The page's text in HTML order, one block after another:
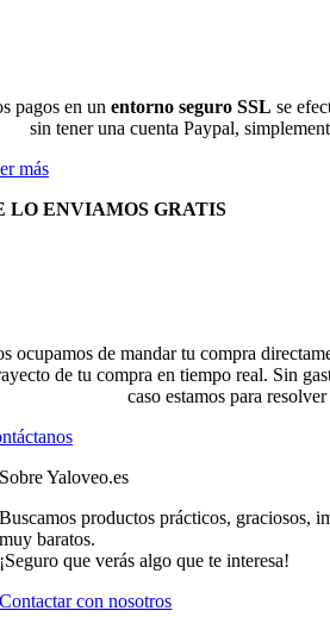
pagos en un entorno seguro SSL se
sin tener una cuenta Paypal,
más
LO ENVIAMOS GRATIS
ocupamos de mandar tu compra
de tu compra en tiempo real. Sin
caso estamos para
Sobre Yaloveo.es
Buscamos productos prácticos, graciosos,
muy baratos.
¡Seguro que verás algo que te interesa!
Contactar con nosotros